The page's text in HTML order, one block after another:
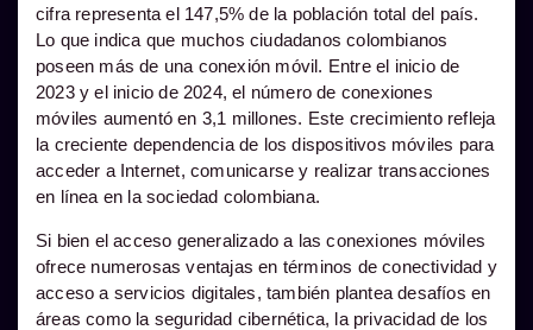
cifra representa el 147,5% de la población total del país.
Lo que indica que muchos ciudadanos colombianos
poseen más de una conexión móvil. Entre el inicio de
2023 y el inicio de 2024, el número de conexiones
móviles aumentó en 3,1 millones. Este crecimiento refleja
la creciente dependencia de los dispositivos móviles para
acceder a Internet, comunicarse y realizar transacciones
en línea en la sociedad colombiana.
Si bien el acceso generalizado a las conexiones móviles
ofrece numerosas ventajas en términos de conectividad y
acceso a servicios digitales, también plantea desafíos en
áreas como la seguridad cibernética, la privacidad de los